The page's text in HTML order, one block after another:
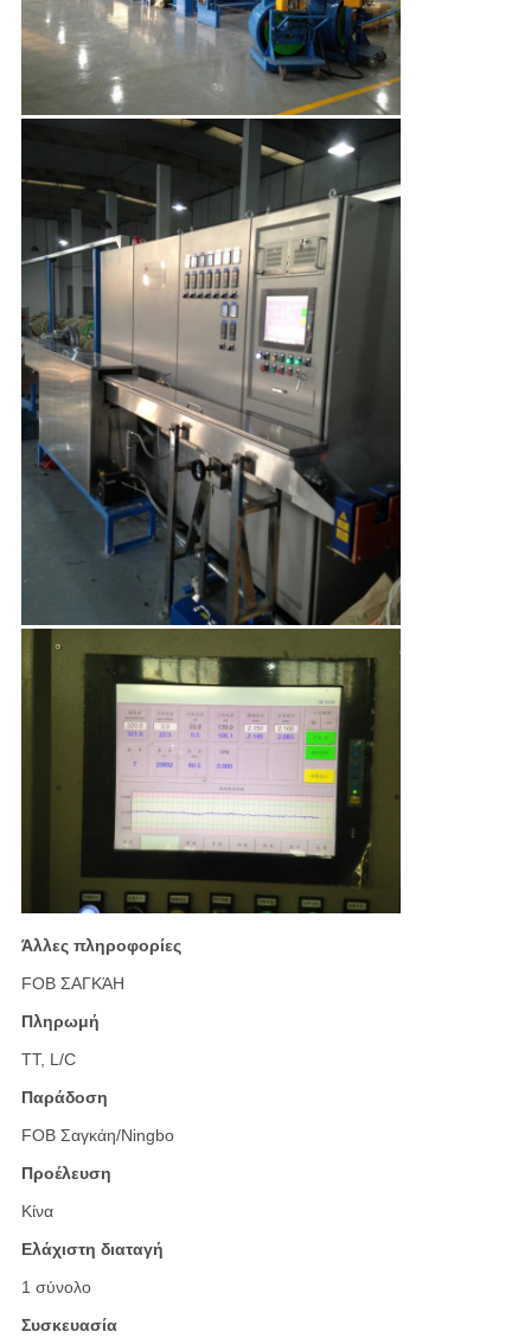
Άλλες πληροφορίες
FOB ΣΑΓΚΆΗ
Πληρωμή
TT, L/C
Παράδοση
FOB Σαγκάη/Ningbo
Προέλευση
Κίνα
Ελάχιστη διαταγή
1 σύνολο
Συσκευασία